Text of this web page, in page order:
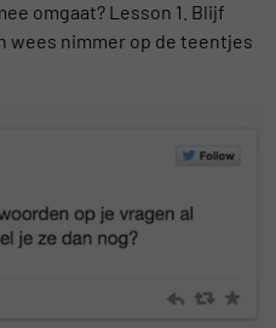
omgaat? Lesson 1. Blijf
wees nimmer op de teentjes